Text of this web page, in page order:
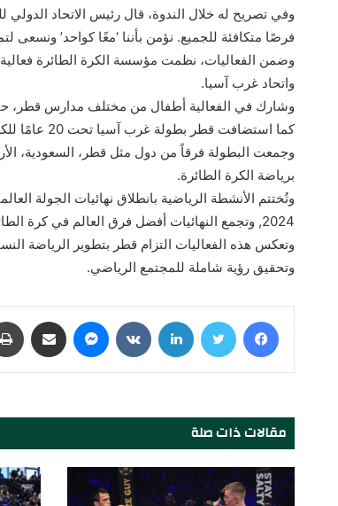
وفي تصريح له خلال الندوة، قال رئيس الاتحاد الدولي
فرصًا متكافئة للجميع. نؤمن بأننا ‘معًا كواحد’ ونسعى
وضمن الفعاليات، نظمت مؤسسة الكرة الطائرة
واتحاد غرب آسيا.
وشارك في الفعالية أطفال من مختلف مدارس قطر،
كما
وجمعت البطولة فرقاً من دول مثل قطر، السعودية،
برياضة الكرة الطائرة.
2024, وتجمع النهائيات أفضل فرق العالم في كرة الطائرة الشاطئية، حيث يتنافسون على المراكز الأولى في ختام العام الأولمبي.
وتعكس هذه الفعاليات التزام قطر بتطوير الرياضة
وتحقيق رؤية شاملة للمجتمع الرياضي.
مقالات ذات صلة